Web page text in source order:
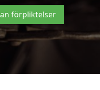
förpliktelser